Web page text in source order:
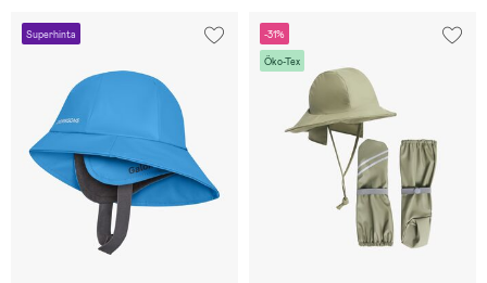
Superhinta -31%
Öko-Tex